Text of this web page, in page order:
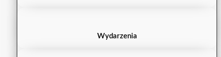
Wydarzenia